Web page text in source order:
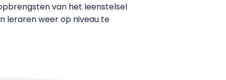
van het leenstelsel
leraren weer op niveau te